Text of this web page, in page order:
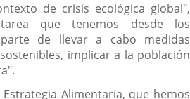
de crisis ecológica global",
que tenemos desde los
de llevar a cabo medidas
implicar a la población
Alimentaria, que hemos